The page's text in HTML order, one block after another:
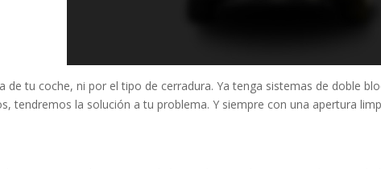
de tu coche, ni por el tipo de cerradura. Ya tenga sistemas de doble
tendremos la solución a tu problema. Y siempre con una apertura